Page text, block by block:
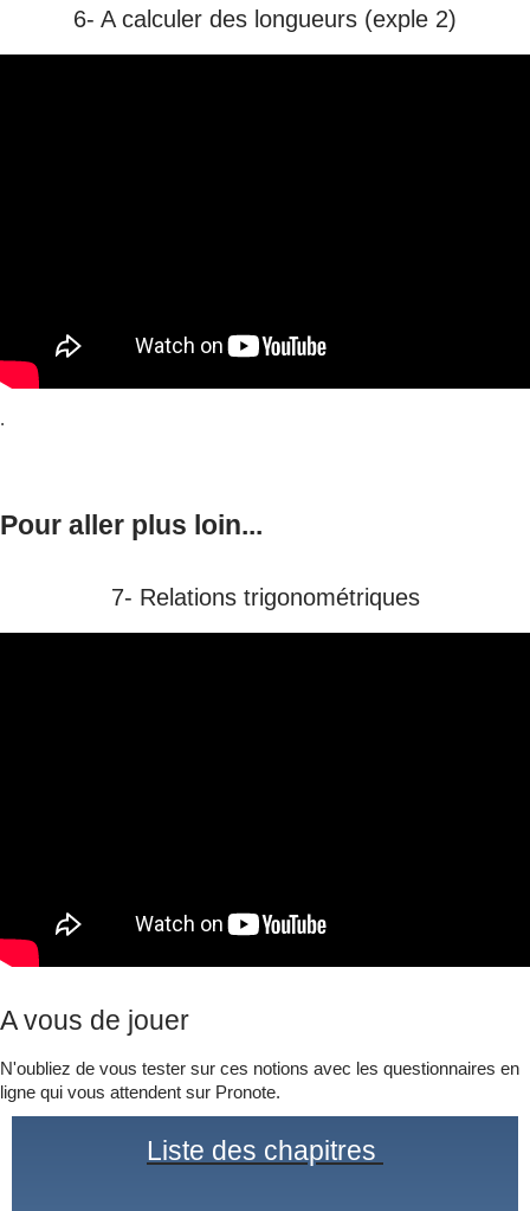
6- A calculer des longueurs (exple 2)
.
Pour aller plus loin...
7- Relations trigonométriques
A vous de jouer
N'oubliez de vous tester sur ces notions avec les questionnaires en
ligne qui vous attendent sur Pronote.
Liste des chapitres